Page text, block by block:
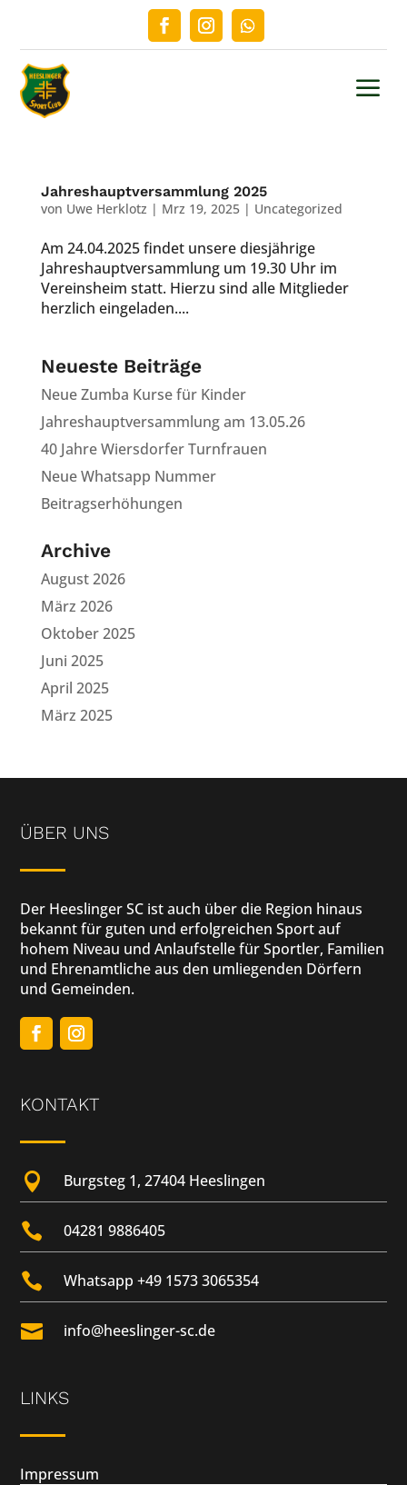
a
Jahreshauptversammlung 2025
von Uwe Herklotz | Mrz 19, 2025| Uncategorized
Am 24.04.2025 findet unsere diesjährige
Jahreshauptversammlung um 19.30 Uhr im
Vereinsheim statt. Hierzu sind alle Mitglieder
herzlich eingeladen....
Neueste Beiträge
Neue Zumba Kurse für Kinder
Jahreshauptversammlung am 13.05.26
40 Jahre Wiersdorfer Turnfrauen
Neue Whatsapp Nummer
Beitragserhöhungen
Archive
August 2026
März 2026
Oktober 2025
Juni 2025
April 2025
März 2025
ÜBER UNS
Der Heeslinger SC ist auch über die Region hinaus
bekannt für guten und erfolgreichen Sport auf
hohem Niveau und Anlaufstelle für Sportler, Familien
und Ehrenamtliche aus den umliegenden Dörfern
und Gemeinden.
KONTAKT
 Burgsteg 1, 27404 Heeslingen
 04281 9886405
 Whatsapp +49 1573 3065354
 info@heeslinger-sc.de
LINKS
Impressum